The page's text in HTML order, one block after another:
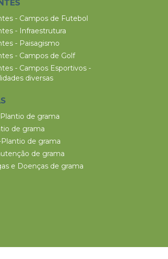
- Campos de Futebol
- Infraestrutura
- Paisagismo
- Campos de Golf
- Campos Esportivos -
diversas
de grama
de grama
Plantio de grama
de grama
e Doenças de grama